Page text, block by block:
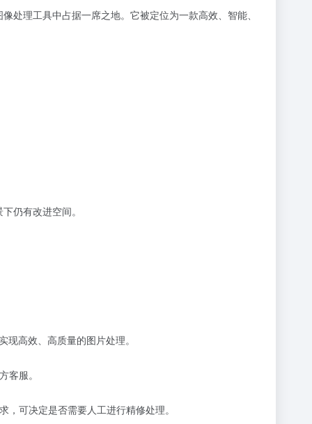
处理工具中占据一席之地。它被定位为一款高效、智能、
仍有改进空间。
高效、高质量的图片处理。
客服。
可决定是否需要人工进行精修处理。